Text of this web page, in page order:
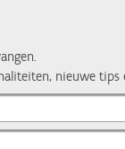
nieuwe tips